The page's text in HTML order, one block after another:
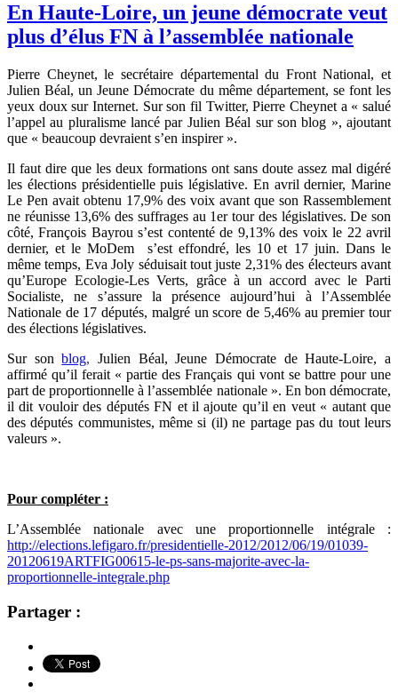
En Haute-Loire, un jeune démocrate veut
plus d’élus FN à l’assemblée nationale
Pierre Cheynet, le secrétaire départemental du Front National, et
Julien Béal, un Jeune Démocrate du même département, se font les
yeux doux sur Internet. Sur son fil Twitter, Pierre Cheynet a « salué
l’appel au pluralisme lancé par Julien Béal sur son blog », ajoutant
que « beaucoup devraient s’en inspirer ».
Il faut dire que les deux formations ont sans doute assez mal digéré
les élections présidentielle puis législative. En avril dernier, Marine
Le Pen avait obtenu 17,9% des voix avant que son Rassemblement
ne réunisse 13,6% des suffrages au 1er tour des législatives. De son
côté, François Bayrou s’est contenté de 9,13% des voix le 22 avril
dernier, et le MoDem s’est effondré, les 10 et 17 juin. Dans le
même temps, Eva Joly séduisait tout juste 2,31% des électeurs avant
qu’Europe Ecologie-Les Verts, grâce à un accord avec le Parti
Socialiste, ne s’assure la présence aujourd’hui à l’Assemblée
Nationale de 17 députés, malgré un score de 5,46% au premier tour
des élections législatives.
Sur sonblog, Julien Béal, Jeune Démocrate de Haute-Loire, a
affirmé qu’il ferait « partie des Français qui vont se battre pour une
part de proportionnelle à l’assemblée nationale ». En bon démocrate,
il dit vouloir des députés FN et il ajoute qu’il en veut « autant que
des députés communistes, même si (il) ne partage pas du tout leurs
valeurs ».
Pour compléter :
L’Assemblée nationale avec une proportionnelle intégrale :
http://elections.lefigaro.fr/presidentielle-2012/2012/06/19/01039-
20120619ARTFIG00615-le-ps-sans-majorite-avec-la-
proportionnelle-integrale.php
Partager :